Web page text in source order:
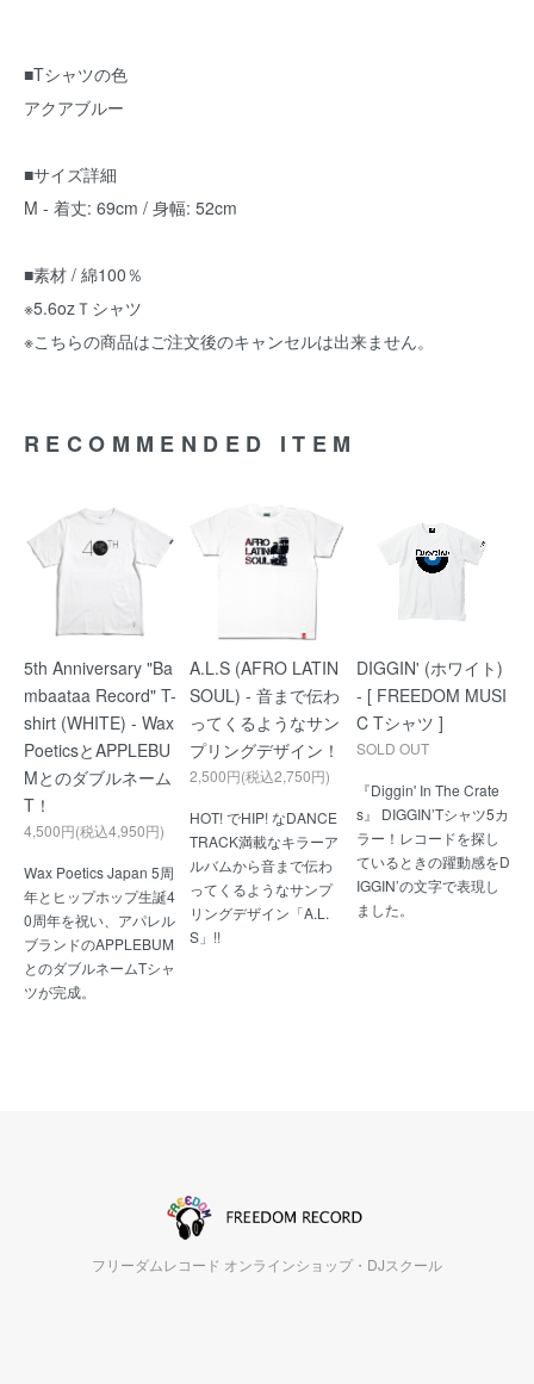
■Tシャツの色
アクアブルー
■サイズ詳細
M - 着丈: 69cm / 身幅: 52cm
■素材 / 綿100％
※5.6ozＴシャツ
※こちらの商品はご注文後のキャンセルは出来ません。
RECOMMENDED ITEM
5th Anniversary "Ba
mbaataa Record" T-
shirt (WHITE) - Wax
PoeticsとAPPLEBU
Mとのダブルネーム
T！
4,500円(税込4,950円)
Wax Poetics Japan 5周
年とヒップホップ生誕4
0周年を祝い、アパレル
ブランドのAPPLEBUM
とのダブルネームTシャ
ツが完成。
A.L.S (AFRO LATIN
SOUL) - 音まで伝わ
ってくるようなサン
プリングデザイン！
2,500円(税込2,750円)
HOT! でHIP! なDANCE
TRACK満載なキラーア
ルバムから音まで伝わ
ってくるようなサンプ
リングデザイン「A.L.
S」!!
DIGGIN' (ホワイト)
- [ FREEDOM MUSI
C Tシャツ ]
SOLD OUT
『Diggin' In The Crate
s』 DIGGIN’Tシャツ5カ
ラー！レコードを探し
ているときの躍動感をD
IGGIN’の文字で表現し
ました。
フリーダムレコード オンラインショップ・DJスクール